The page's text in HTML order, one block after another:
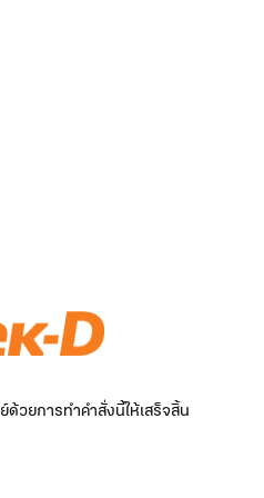
วยการทำคำสั่งนี้ให้เสร็จสิ้น